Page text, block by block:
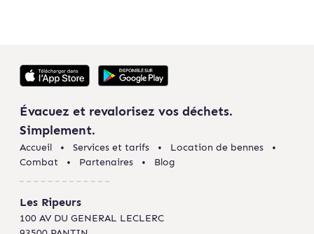
Évacuez et revalorisez vos déchets.
Simplement.
Accueil Services et tarifs
Location de bennes
Combat
Partenaires Blog
Les Ripeurs
100 AV DU GENERAL LECLERC